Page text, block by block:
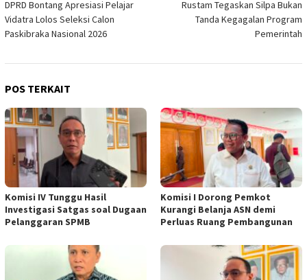
pos
DPRD Bontang Apresiasi Pelajar
Vidatra Lolos Seleksi Calon
Paskibraka Nasional 2026
Rustam Tegaskan Silpa Bukan
Tanda Kegagalan Program
Pemerintah
POS TERKAIT
Komisi IV Tunggu Hasil
Investigasi Satgas soal Dugaan
Pelanggaran SPMB
Komisi I Dorong Pemkot
Kurangi Belanja ASN demi
Perluas Ruang Pembangunan